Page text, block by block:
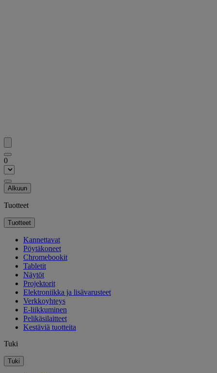
0
Alkuun
Tuotteet
Tuotteet
Kannettavat
Pöytäkoneet
Chromebookit
Tabletit
Näytöt
Projektorit
Elektroniikka ja lisävarusteet
Verkkoyhteys
E-liikkuminen
Pelikäsilaitteet
Kestäviä tuotteita
Tuki
Tuki